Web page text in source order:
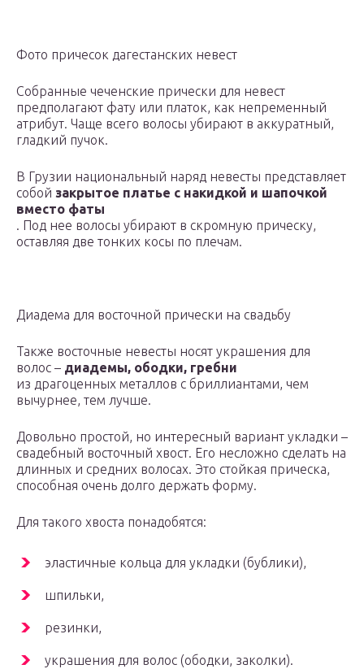
Фото причесок дагестанских невест
Собранные чеченские прически для невест
предполагают фату или платок, как непременный
атрибут. Чаще всего волосы убирают в аккуратный,
гладкий пучок.
В Грузии национальный наряд невесты представляет
собой закрытое платье с накидкой и шапочкой
вместо фаты
. Под нее волосы убирают в скромную прическу,
оставляя две тонких косы по плечам.
Диадема для восточной прически на свадьбу
Также восточные невесты носят украшения для
волос – диадемы, ободки, гребни
из драгоценных металлов с бриллиантами, чем
вычурнее, тем лучше.
Довольно простой, но интересный вариант укладки –
свадебный восточный хвост. Его несложно сделать на
длинных и средних волосах. Это стойкая прическа,
способная очень долго держать форму.
Для такого хвоста понадобятся:
эластичные кольца для укладки (бублики),
шпильки,
резинки,
украшения для волос (ободки, заколки).